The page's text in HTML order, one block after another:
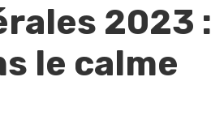
2023 :
le calme